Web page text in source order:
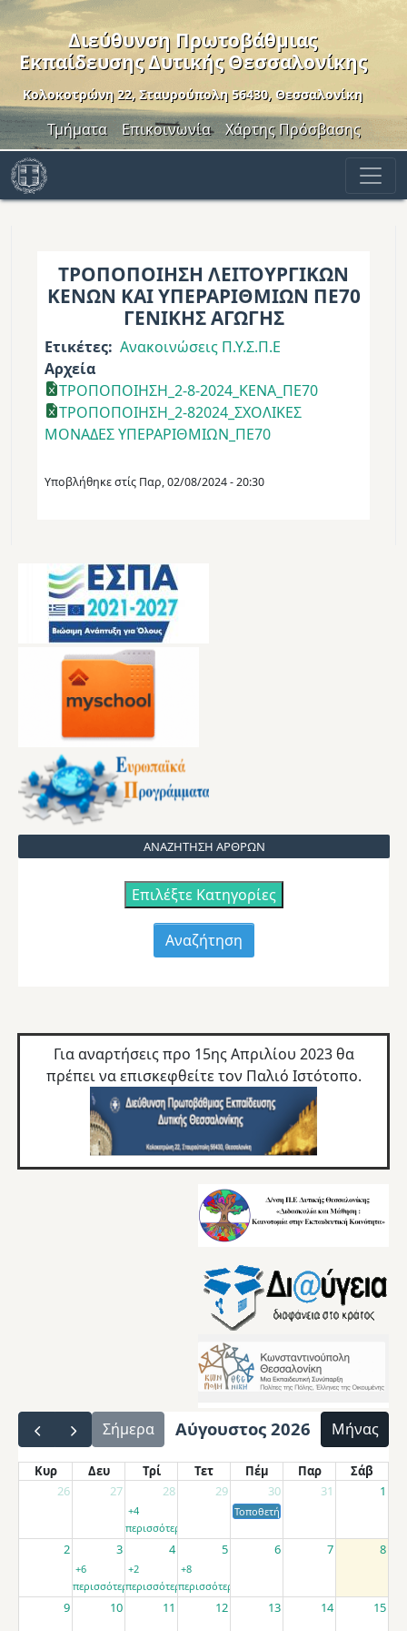
Παράκαμψη προς το κυρίως περιεχόμενο
Διεύθυνση Πρωτοβάθμιας
Εκπαίδευσης Δυτικής Θεσσαλονίκης
Κολοκοτρώνη 22, Σταυρούπολη 56430, Θεσσαλονίκη
Header Menu
Τμήματα Επικοινωνία Χάρτης Πρόσβασης
ΑΝΑΖΗΤΗΣΗ ΑΡΘΡΩΝ
Επιλέξτε Κατηγορίες
ΤΡΟΠΟΠΟΙΗΣΗ ΛΕΙΤΟΥΡΓΙΚΩΝ
ΚΕΝΩΝ ΚΑΙ ΥΠΕΡΑΡΙΘΜΙΩΝ ΠΕ70
ΓΕΝΙΚΗΣ ΑΓΩΓΗΣ
Ετικέτες Ανακοινώσεις Π.Υ.Σ.Π.Ε
Αρχεία
ΤΡΟΠΟΠΟΙΗΣΗ_2-8-2024_ΚΕΝΑ_ΠΕ70
ΤΡΟΠΟΠΟΙΗΣΗ_2-82024_ΣΧΟΛΙΚΕΣ
ΜΟΝΑΔΕΣ ΥΠΕΡΑΡΙΘΜΙΩΝ_ΠΕ70
Υποβλήθηκε στίς Παρ, 02/08/2024 - 20:30
Για αναρτήσεις προ 15ης Απριλίου 2023 θα
πρέπει να επισκεφθείτε τον Παλιό Ιστότοπο.
Σήμερα Αύγουστος 2026 Μήνας
Κυρ Δευ Τρί Τετ Πέμ Παρ
Σάβ
26
27 28 29 30 31 1
+4
περισσότερα
Τοποθετήσεις αποσπασμένων
2 3 4 5 6 7 8
+6
περισσότερα
+2
περισσότερα
+8
περισσότερα
9 10 11 12 13 14 15